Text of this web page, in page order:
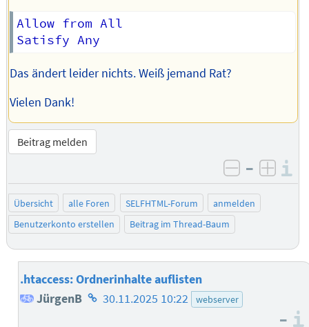
Allow from All
Das ändert leider nichts. Weiß jemand Rat?
Vielen Dank!
Beitrag melden
negativ
–
Übersicht alle Foren SELFHTML-Forum
anmelden
Benutzerkonto erstellen
Beitrag im Thread-Baum
.htaccess: Ordnerinhalte auflisten
JürgenB Homepage
30.11.2025 10:22 webserver
–